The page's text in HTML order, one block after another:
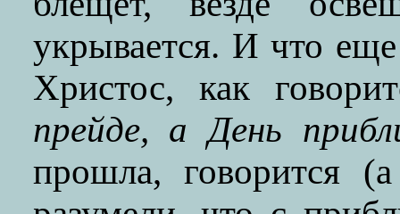
укрывается. И что
Христос, как
прейде, а День
прошла, говорится